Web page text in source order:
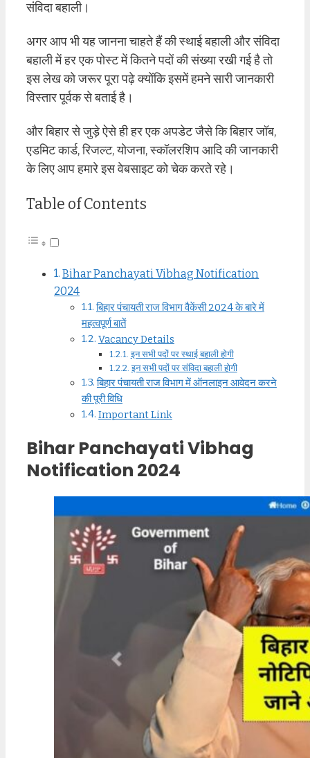
संविदा बहाली।
अगर आप भी यह जानना चाहते हैं की स्थाई बहाली और संविदा
बहाली में हर एक पोस्ट में कितने पदों की संख्या रखी गई है तो
इस लेख को जरूर पूरा पढ़े क्योंकि इसमें हमने सारी जानकारी
विस्तार पूर्वक से बताई है।
और बिहार से जुड़े ऐसे ही हर एक अपडेट जैसे कि बिहार जॉब,
एडमिट कार्ड, रिजल्ट, योजना, स्कॉलरशिप आदि की जानकारी
के लिए आप हमारे इस वेबसाइट को चेक करते रहे।
Table of Contents
Bihar Panchayati Vibhag Notification
2024
बिहार पंचायती राज विभाग वैकेंसी 2024 के बारे में
महत्वपूर्ण बातें
Vacancy Details
इन सभी पदों पर स्थाई बहाली होगी
इन सभी पदों पर संविदा बहाली होगी
बिहार पंचायती राज विभाग में ऑनलाइन आवेदन करने
की पूरी विधि
Important Link
Bihar Panchayati Vibhag
Notification 2024